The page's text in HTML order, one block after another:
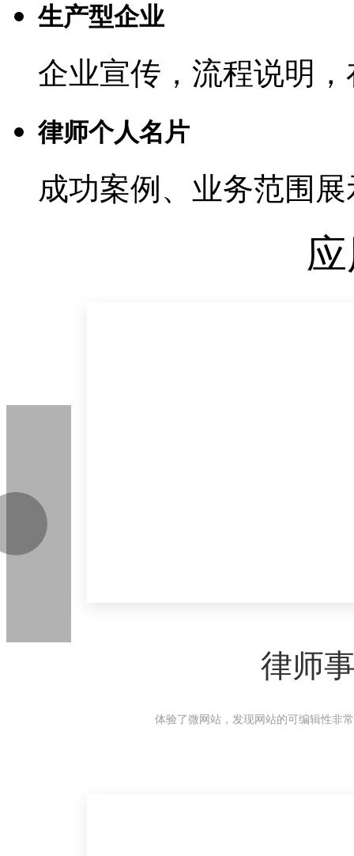
生产型企业
企业宣传，流程说明
律师个人名片
成功案例、业务范围展
律师
体验了微网站，发现网站的可编辑性非